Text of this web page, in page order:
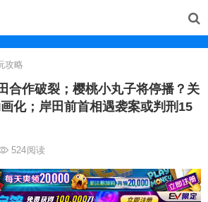
攻略
合作破裂；樱桃小丸子将停播？关
化；岸田前首相遇袭案或判刑15
524阅读